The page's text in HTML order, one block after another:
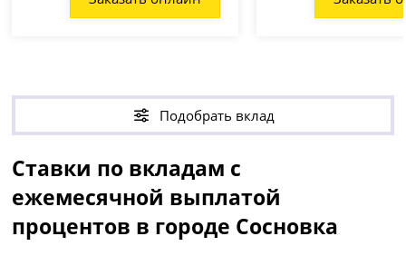
Подобрать вклад
Ставки по вкладам с
ежемесячной выплатой
процентов в городе Сосновка